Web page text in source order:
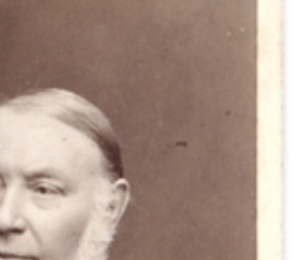
dezente Lounge-Musik und ein
das den nächtlichen
erscheinen
die die Leitmotive Demokratie
wird das Stadtbild durch die
des Landes Nordrhein-
des Bundeslandes am
dient die Münster-Meile als